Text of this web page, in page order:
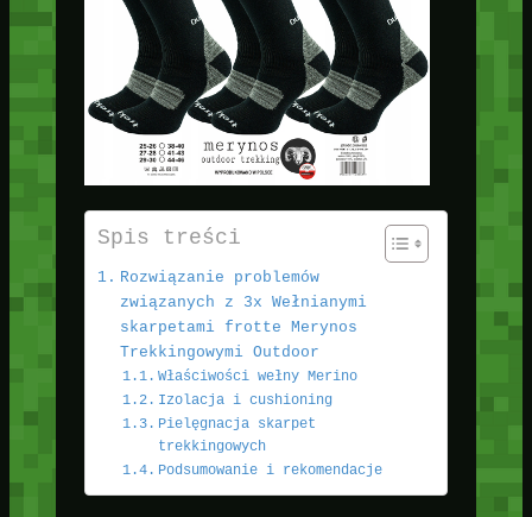
Spis treści
Rozwiązanie problemów
związanych z 3x Wełnianymi
skarpetami frotte Merynos
Trekkingowymi Outdoor
Właściwości wełny Merino
Izolacja i cushioning
Pielęgnacja skarpet
trekkingowych
Podsumowanie i rekomendacje